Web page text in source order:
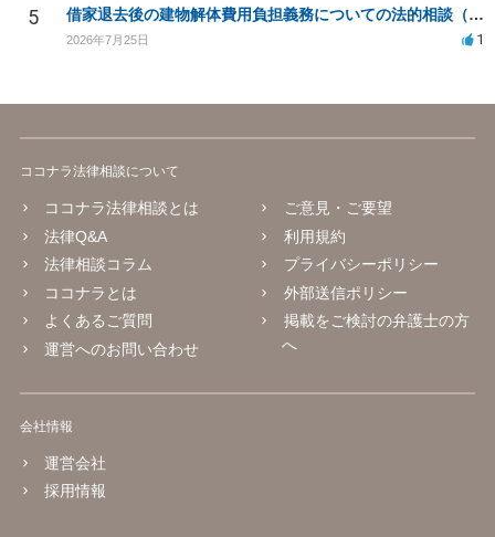
5 借家退去後の建物解体費用負担義務についての法的相談（補足説明修正）
2026年7月25日 1
ココナラ法律相談について
ココナラ法律相談とは
法律Q&A
法律相談コラム
ココナラとは
よくあるご質問
運営へのお問い合わせ
ご意見・ご要望
利用規約
プライバシーポリシー
外部送信ポリシー
掲載をご検討の弁護士の方
へ
会社情報
運営会社
採用情報